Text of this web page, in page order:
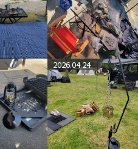
2026.04.24